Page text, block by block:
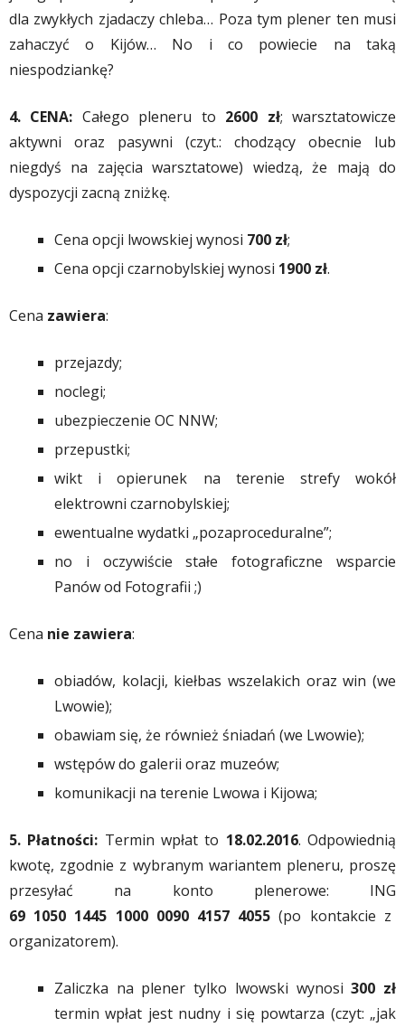
dla zwykłych zjadaczy chleba… Poza tym plener ten musi
zahaczyć o Kijów… No i co powiecie na taką
niespodziankę?
4. CENA: Całego pleneru to 2600 zł; warsztatowicze
aktywni oraz pasywni (czyt.: chodzący obecnie lub
niegdyś na zajęcia warsztatowe) wiedzą, że mają do
dyspozycji zacną zniżkę.
Cena opcji lwowskiej wynosi 700 zł;
Cena opcji czarnobylskiej wynosi 1900 zł.
Cena zawiera:
przejazdy;
noclegi;
ubezpieczenie OC NNW;
przepustki;
wikt i opierunek na terenie strefy wokół
elektrowni czarnobylskiej;
ewentualne wydatki „pozaproceduralne”;
no i oczywiście stałe fotograficzne wsparcie
Panów od Fotografii ;)
Cena nie zawiera:
obiadów, kolacji, kiełbas wszelakich oraz win (we
Lwowie);
obawiam się, że również śniadań (we Lwowie);
wstępów do galerii oraz muzeów;
komunikacji na terenie Lwowa i Kijowa;
5. Płatności: Termin wpłat to 18.02.2016. Odpowiednią
kwotę, zgodnie z wybranym wariantem pleneru, proszę
przesyłać na konto plenerowe: ING
69 1050 1445 1000 0090 4157 4055(po kontakcie z
organizatorem).
Zaliczka na plener tylko lwowski wynosi300 zł
termin wpłat jest nudny i się powtarza (czyt: „jak